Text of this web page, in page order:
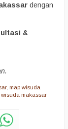
dengan
&
, map wisuda
wisuda makassar